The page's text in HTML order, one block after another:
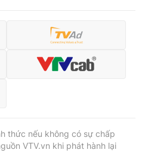
thức nếu không có sự chấp
VTV.vn khi phát hành lại